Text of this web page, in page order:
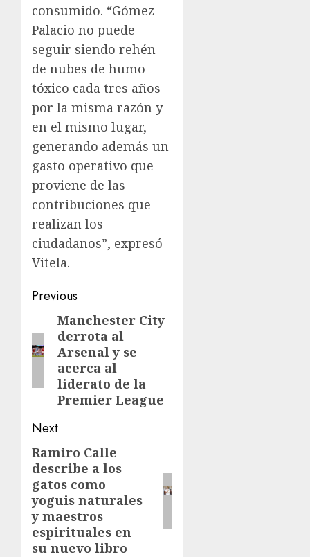
consumido. “Gómez
Palacio no puede
seguir siendo rehén
de nubes de humo
tóxico cada tres años
por la misma razón y
en el mismo lugar,
generando además un
gasto operativo que
proviene de las
contribuciones que
realizan los
ciudadanos”, expresó
Vitela.
Previous
Manchester City
derrota al
Arsenal y se
acerca al
liderato de la
Premier League
Next
Ramiro Calle
describe a los
gatos como
yoguis naturales
y maestros
espirituales en
su nuevo libro